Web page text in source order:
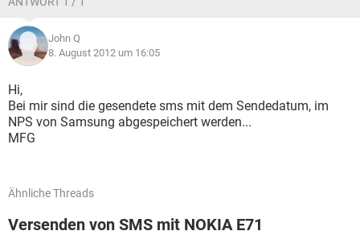
John Q
8. August 2012 um 16:05
Hi,
Bei mir sind die gesendete sms mit dem Sendedatum, im
NPS von Samsung abgespeichert werden...
MFG
Ähnliche Threads
Versenden von SMS mit NOKIA E71